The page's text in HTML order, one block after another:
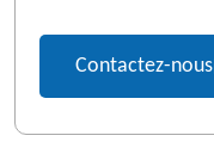
Contactez-nous